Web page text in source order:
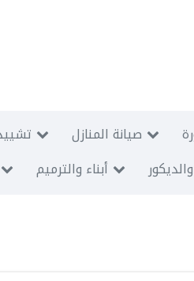
صيانة المنازل
أبناء والترميم